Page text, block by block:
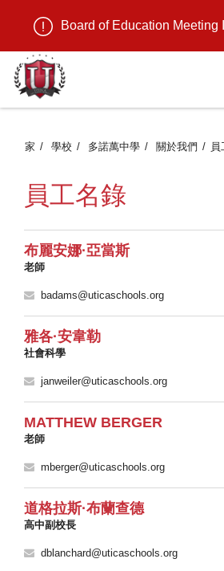
Board of Education Meeting
家 學校 多諾萬中學 關於我們 員
員工名錄
布麗安娜·亞當斯
老師
badams@uticaschools.org
雅各·安韋勒
社會科學
janweiler@uticaschools.org
MATTHEW BERGER
老師
mberger@uticaschools.org
道格拉斯·布蘭查德
高中副校長
dblanchard@uticaschools.org